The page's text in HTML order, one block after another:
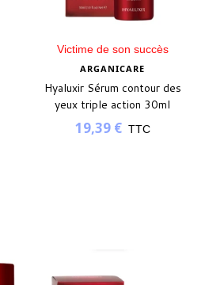
Victime de son succès
ARGANICARE
Hyaluxir Sérum contour des
yeux triple action 30ml
19,39 € TTC